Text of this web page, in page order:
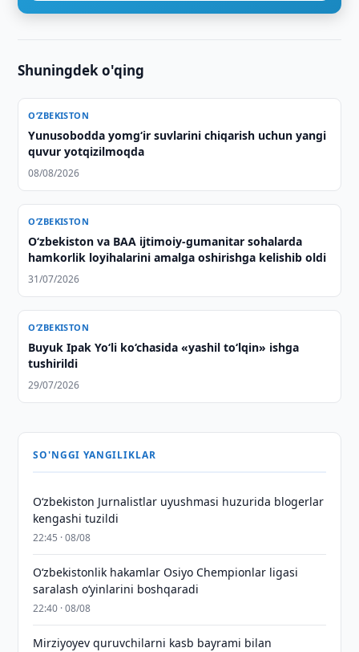
Shuningdek o'qing
O‘ZBEKISTON
Yunusobodda yomg‘ir suvlarini chiqarish uchun yangi
quvur yotqizilmoqda
08/08/2026
O‘ZBEKISTON
O‘zbekiston va BAA ijtimoiy-gumanitar sohalarda
hamkorlik loyihalarini amalga oshirishga kelishib oldi
31/07/2026
O‘ZBEKISTON
Buyuk Ipak Yo‘li ko‘chasida «yashil to‘lqin» ishga
tushirildi
29/07/2026
SO'NGGI YANGILIKLAR
O‘zbekiston Jurnalistlar uyushmasi huzurida blogerlar
kengashi tuzildi
22:45 · 08/08
O‘zbekistonlik hakamlar Osiyo Chempionlar ligasi
saralash o‘yinlarini boshqaradi
22:40 · 08/08
Mirziyoyev quruvchilarni kasb bayrami bilan